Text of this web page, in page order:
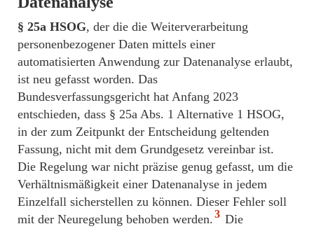
§ 25a HSOG, der die die Weiterverarbeitung
personenbezogener Daten mittels einer
automatisierten Anwendung zur Datenanalyse erlaubt,
ist neu gefasst worden. Das
Bundesverfassungsgericht hat Anfang 2023
entschieden, dass § 25a Abs. 1 Alternative 1 HSOG,
in der zum Zeitpunkt der Entscheidung geltenden
Fassung, nicht mit dem Grundgesetz vereinbar ist.
Die Regelung war nicht präzise genug gefasst, um die
Verhältnismäßigkeit einer Datenanalyse in jedem
Einzelfall sicherstellen zu können. Dieser Fehler soll
mit der Neuregelung behoben werden.3 Die